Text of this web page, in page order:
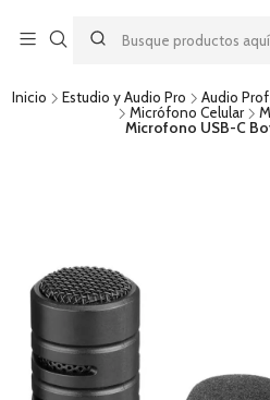
descuento por
por una compra mínima de $49.990.
acumulable a otras promociones ni
Inicio Estudio y Audio Pro Audio
Micrófono Celular
Microfono USB-C